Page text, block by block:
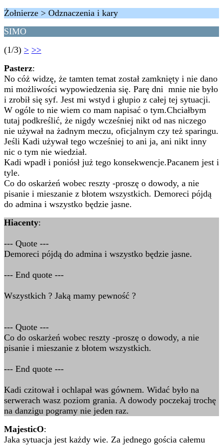
Żołnierze > Odznaczenia i kary
SIMO
(1/3) > >>
Pasterz:
No cóż widzę, że tamten temat został zamknięty i nie dano
mi możliwości wypowiedzenia się. Parę dni mnie nie było
i zrobił się syf. Jest mi wstyd i głupio z całej tej sytuacji.
W ogóle to nie wiem co mam napisać o tym.Chciałbym
tutaj podkreślić, że nigdy wcześniej nikt od nas niczego
nie używał na żadnym meczu, oficjalnym czy też sparingu.
Jeśli Kadi używał tego wcześniej to ani ja, ani nikt inny
nic o tym nie wiedział.
Kadi wpadł i poniósł już tego konsekwencje.Pacanem jest i
tyle.
Co do oskarżeń wobec reszty -proszę o dowody, a nie
pisanie i mieszanie z błotem wszystkich. Demoreci pójdą
do admina i wszystko będzie jasne.
Hiacenty:
--- Quote ---
Demoreci pójdą do admina i wszystko będzie jasne.
--- End quote ---
Wszystkich ? Jaką mamy pewność ?
--- Quote ---
Co do oskarżeń wobec reszty -proszę o dowody, a nie
pisanie i mieszanie z błotem wszystkich.
--- End quote ---
Kadi czitował i ochlapał was gównem. Widać było na
serwerach wasz poziom grania. A dowody poczekaj trochę
na danzigu pogramy nie jeden raz.
MajesticO:
Jaka sytuacja jest każdy wie. Za jednego gościa całemu